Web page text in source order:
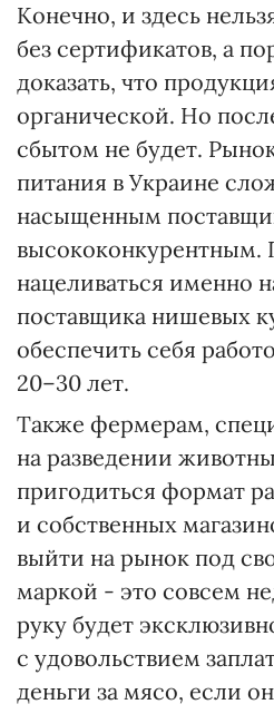
Конечно, и здесь
без сертификатов, а
доказать, что
органической. Но
сбытом не будет.
питания в Украине
насыщенным
высококонкурентным.
нацеливаться именно
поставщика нишевых
обеспечить себя
20–30 лет.
Также фермерам,
на разведении
пригодиться формат
и собственных
выйти на рынок под
маркой - это совсем
руку будет
с удовольствием
деньги за мясо, если